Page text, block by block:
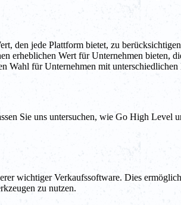
den jede Plattform bietet, zu
erheblichen Wert für Unternehmen bieten,
Wahl für Unternehmen mit unterschiedlichen
Sie uns untersuchen, wie Go High Level
wichtiger Verkaufssoftware. Dies
zu nutzen.